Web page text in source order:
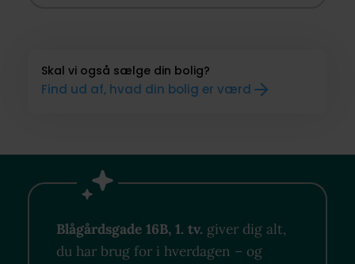
Skal vi også sælge din bolig?
Find ud af, hvad din bolig er værd
Blågårdsgade 16B, 1. tv. giver dig alt,
du har brug for i hverdagen – og